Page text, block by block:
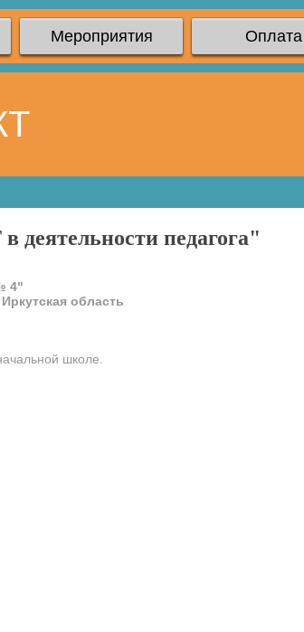
Мероприятия Оплата
деятельности педагога"
4"
область
школе.